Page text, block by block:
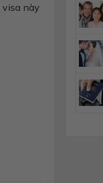
này